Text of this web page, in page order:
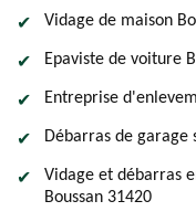
Vidage de maison
Epaviste de voiture
Entreprise
Débarras de garage
Vidage et débarras
Boussan 31420